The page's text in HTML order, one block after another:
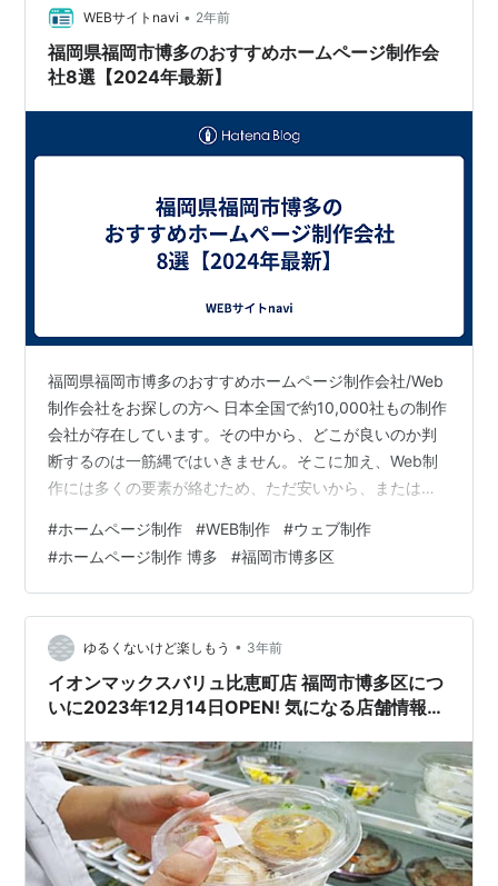
福岡育ちの私は昔ながらの柔めの麺のほうが好み。 因幡
うどんはここ福岡の地で1951年創業、福岡…
WEBサイトnavi • 2年前
福岡県福岡市博多のおすすめホームページ制作会
社8選【2024年最新】
福岡県福岡市博多のおすすめホームページ制作会社/Web
制作会社をお探しの方へ 日本全国で約10,000社もの制作
会社が存在しています。その中から、どこが良いのか判
断するのは一筋縄ではいきません。そこに加え、Web制
作には多くの要素が絡むため、ただ安いから、または知
は、どうすればよいのでしょうか。 このようなお悩みを
解決するため、当サイト「WEBサイトnavi」が福岡県福
岡市博多で特におすすめのホームページ制作会社を厳選
してご紹介します。Web制作に関わる多角的な視点か
ら、各社の実績、デザインの質、料金体系などを詳細に
検証。その上で、信頼と実績が…
#ホームページ制作 #WEB制作 #ウェブ制作
#ホームページ制作 博多 #福岡市博多区
ゆるくないけど楽しもう • 3年前
イオンマックスバリュ比恵町店 福岡市博多区につ
いに2023年12月14日OPEN! 気になる店舗情報や